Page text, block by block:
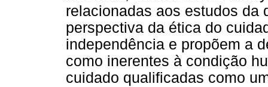
relacionadas aos estudos da
perspectiva da ética do
independência e propõem a
como inerentes à condição
cuidado qualificadas como